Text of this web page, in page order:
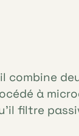
combine
à
filtre